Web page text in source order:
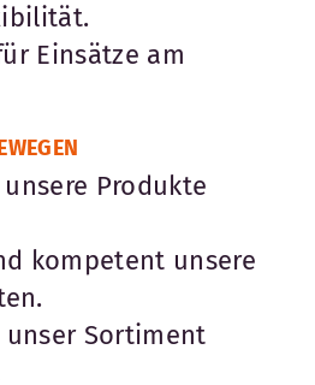
Einsätze am
Produkte
kompetent unsere
unser Sortiment